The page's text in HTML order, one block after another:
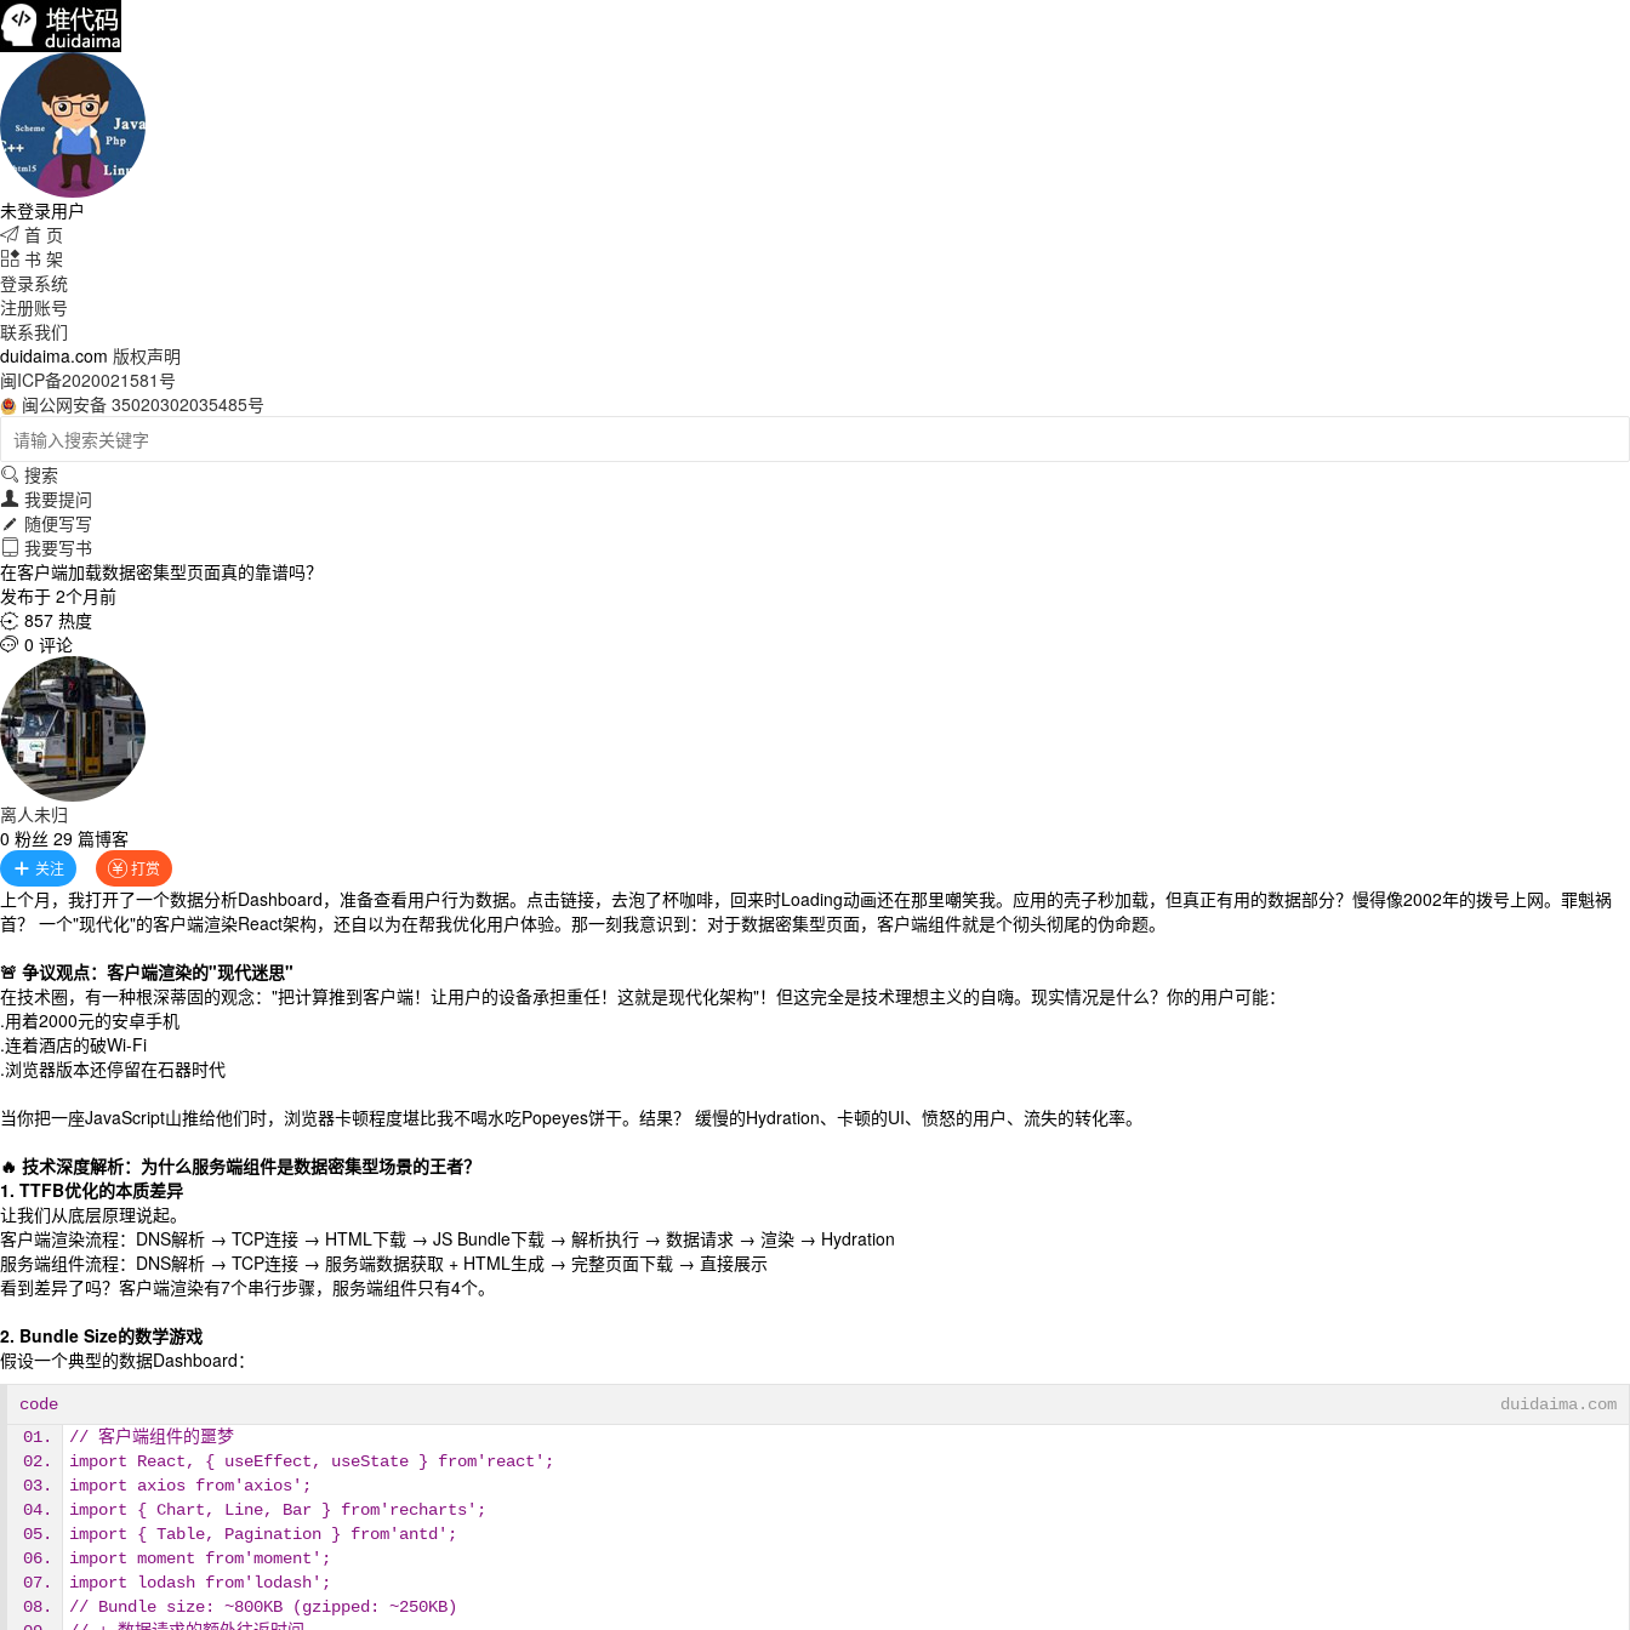
未登录用户
 首 页
 书 架
登录系统
注册账号
联系我们
duidaima.com 版权声明
闽ICP备2020021581号
闽公网安备 35020302035485号
 搜索
 我要提问
 随便写写
 我要写书
在客户端加载数据密集型页面真的靠谱吗？
发布于 2个月前
 857 热度
 0 评论
离人未归
0 粉丝 29 篇博客
 关注 打赏
上个月，我打开了一个数据分析Dashboard，准备查看用户行为数据。点击链接，去泡了杯咖啡，回来时Loading动画还在那里嘲笑我。应用的壳子秒加载，但真正有用的数据部分？慢得像2002年的拨号上网。罪魁祸
首？ 一个"现代化"的客户端渲染React架构，还自以为在帮我优化用户体验。那一刻我意识到：对于数据密集型页面，客户端组件就是个彻头彻尾的伪命题。
🚨 争议观点：客户端渲染的"现代迷思"
在技术圈，有一种根深蒂固的观念："把计算推到客户端！让用户的设备承担重任！这就是现代化架构"！但这完全是技术理想主义的自嗨。现实情况是什么？你的用户可能：
.用着2000元的安卓手机
.连着酒店的破Wi-Fi
.浏览器版本还停留在石器时代
当你把一座JavaScript山推给他们时，浏览器卡顿程度堪比我不喝水吃Popeyes饼干。结果？ 缓慢的Hydration、卡顿的UI、愤怒的用户、流失的转化率。
🔥 技术深度解析：为什么服务端组件是数据密集型场景的王者？
1. TTFB优化的本质差异
让我们从底层原理说起。
客户端渲染流程：DNS解析 → TCP连接 → HTML下载 → JS Bundle下载 → 解析执行 → 数据请求 → 渲染 → Hydration
服务端组件流程：DNS解析 → TCP连接 → 服务端数据获取 + HTML生成 → 完整页面下载 → 直接展示
看到差异了吗？客户端渲染有7个串行步骤，服务端组件只有4个。
2. Bundle Size的数学游戏
假设一个典型的数据Dashboard：
code
duidaima.com
// 客户端组件的噩梦
import React, { useEffect, useState } from'react';
import axios from'axios';
import { Chart, Line, Bar } from'recharts';
import { Table, Pagination } from'antd';
import moment from'moment';
import lodash from'lodash';
// Bundle size: ~800KB (gzipped: ~250KB)